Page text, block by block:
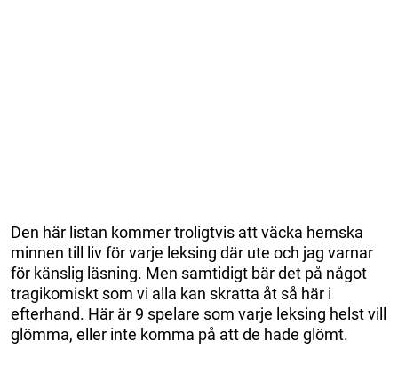
Den här listan kommer troligtvis att väcka hemska
minnen till liv för varje leksing där ute och jag varnar
för känslig läsning. Men samtidigt bär det på något
tragikomiskt som vi alla kan skratta åt så här i
efterhand. Här är 9 spelare som varje leksing helst vill
glömma, eller inte komma på att de hade glömt.